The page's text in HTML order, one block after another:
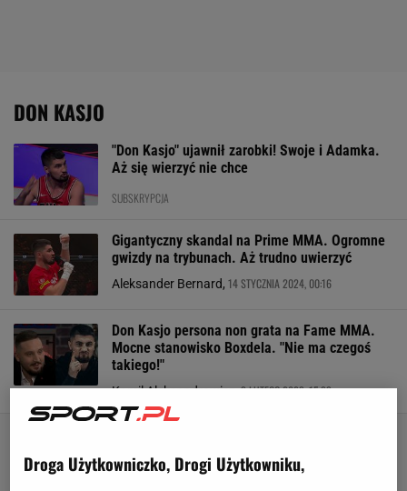
DON KASJO
"Don Kasjo" ujawnił zarobki! Swoje i Adamka.
Aż się wierzyć nie chce
SUBSKRYPCJA
Gigantyczny skandal na Prime MMA. Ogromne
gwizdy na trybunach. Aż trudno uwierzyć
Aleksander Bernard, 14 STYCZNIA 2024, 00:16
Don Kasjo persona non grata na Fame MMA.
Mocne stanowisko Boxdela. "Nie ma czegoś
takiego!"
Kamil Aleksandrowicz,3 LUTEGO 2023, 15:33
Droga Użytkowniczko, Drogi Użytkowniku,